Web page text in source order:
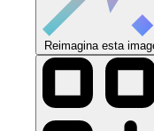
Reimagina esta